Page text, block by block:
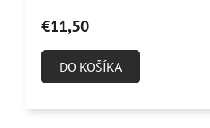
€11,50
DO KOŠÍKA